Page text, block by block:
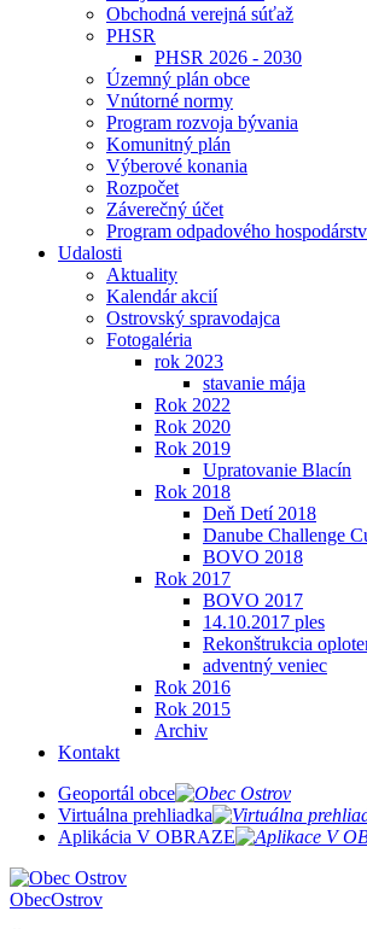
Obchodná verejná súťaž
PHSR
PHSR 2026 - 2030
Územný plán obce
Vnútorné normy
Program rozvoja bývania
Komunitný plán
Výberové konania
Rozpočet
Záverečný účet
Program odpadového
Udalosti
Aktuality
Kalendár akcií
Ostrovský spravodajca
Fotogaléria
rok 2023
stavanie mája
Rok 2022
Rok 2020
Rok 2019
Upratovanie Blacín
Rok 2018
Deň Detí 2018
Danube Challenge
BOVO 2018
Rok 2017
BOVO 2017
14.10.2017 ples
Rekonštrukcia
adventný veniec
Rok 2016
Rok 2015
Archiv
Kontakt
Geoportál obce
Virtuálna prehliadka
Aplikácia V OBRAZE
ObecOstrov